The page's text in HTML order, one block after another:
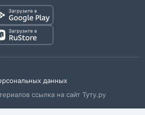
данных
ссылка на сайт Туту.ру